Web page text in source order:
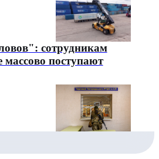
сотрудникам
поступают